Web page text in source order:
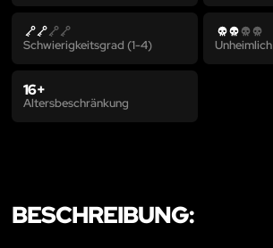
Schwierigkeitsgrad (1-4) Unheimlich
16+
Altersbeschränkung
BESCHREIBUNG: